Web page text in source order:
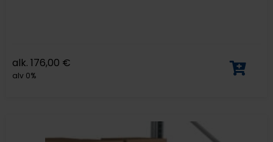
alk. 176,00 €
alv 0%